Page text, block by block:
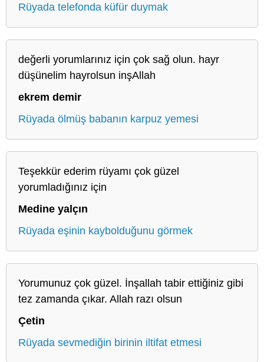
Rüyada telefonda küfür duymak
değerli yorumlarınız için çok sağ olun. hayr
düşünelim hayrolsun inşAllah
ekrem demir
Rüyada ölmüş babanın karpuz yemesi
Teşekkür ederim rüyamı çok güzel
yorumladığınız için
Medine yalçın
Rüyada eşinin kaybolduğunu görmek
Yorumunuz çok güzel. İnşallah tabir ettiğiniz gibi
tez zamanda çıkar. Allah razı olsun
Çetin
Rüyada sevmediğin birinin iltifat etmesi